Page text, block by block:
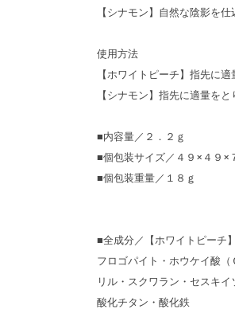
【シナモン】自然な陰影を
使用方法
【ホワイトピーチ】指先に
【シナモン】指先に適量を
■内容量／２．２ｇ
■個包装サイズ／４９×４９×
■個包装重量／１８ｇ
■全成分／【ホワイトピーチ
フロゴパイト・ホウケイ酸
リル・スクワラン・セスキ
酸化チタン・酸化鉄